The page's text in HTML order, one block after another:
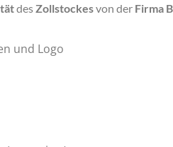
des Zollstockesvon der Firma
und Logo